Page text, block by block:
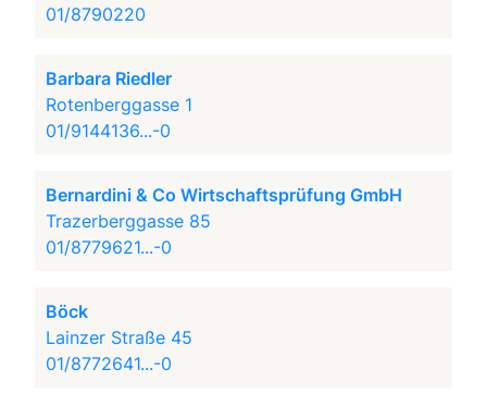
01/8790220
Barbara Riedler
Rotenberggasse 1
01/9144136...-0
Bernardini & Co Wirtschaftsprüfung GmbH
Trazerberggasse 85
01/8779621...-0
Böck
Lainzer Straße 45
01/8772641...-0